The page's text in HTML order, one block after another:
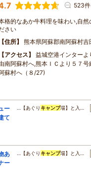
523件
格的なあか牛料理を味わい,自
さい
住所
熊本県阿蘇郡南阿蘇村
アクセス
益城空港インター
南阿蘇村へ,熊本ＩＣより５７
蘇村へ（８/27)
ー
て
…【あぐり キャンプ場】と入…
あ
ー
…【あぐり キャンプ場】と入…